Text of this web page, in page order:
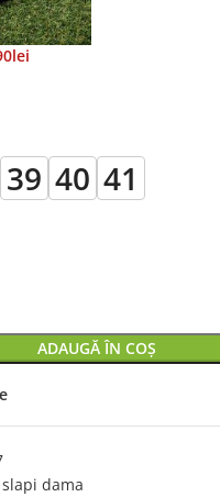
Lei
39 40 41
ADAUGĂ ÎN COȘ
dama